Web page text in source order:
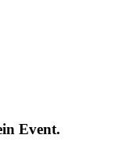
Event.